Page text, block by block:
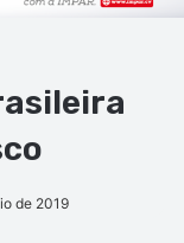
de 2019